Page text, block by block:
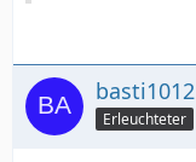
basti1012
Erleuchteter